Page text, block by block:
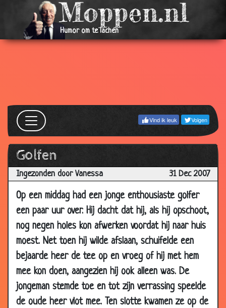
Humor om te lachen
Vind ik leuk Volgen
Golfen
Ingezonden door Vanessa 31 Dec 2007
Op een middag had een jonge enthousiaste golfer
een paar uur over. Hij dacht dat hij, als hij opschoot,
nog negen holes kon afwerken voordat hij naar huis
moest. Net toen hij wilde afslaan, schuifelde een
bejaarde heer de tee op en vroeg of hij met hem
mee kon doen, aangezien hij ook alleen was. De
jongeman stemde toe en tot zijn verrassing speelde
de oude heer vlot mee. Ten slotte kwamen ze op de
08 Feb
2008
De ontsnapping
07 Feb
2008
Hoe laat is het?
2008
28 Jan
2008
Handig 3.35
28 Jan
2008
21 Jan
2008
Manieren leren 3.55
17 Jan
Niet voorbestemd 3.62
17 Jan
2008
Levende beelden 3.94
14 Jan
De (slaap)pil
14 Jan
Zwart staat beter 3.06